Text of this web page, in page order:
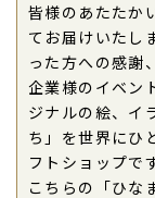
2021年05月
娘の初節句
とても可愛
ご購入頂い
2021年03月
また 孫の初節
皆様のあたたか
てお届けいたし
った方への感謝
企業様のイベン
ジナルの絵、イ
ち」を世界にひ
フトショップで
こちらの「ひな